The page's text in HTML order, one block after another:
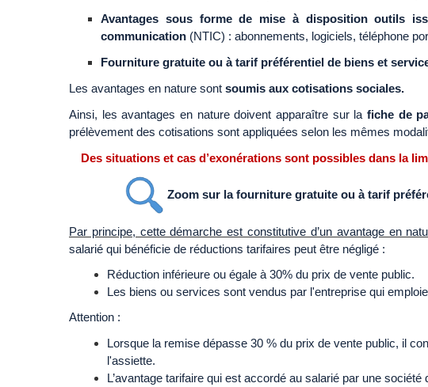
Avantages sous forme de mise à disposition outils
communication (NTIC) : abonnements, logiciels, téléphone
Fourniture gratuite ou à tarif préférentiel de biens et
Les avantages en nature sont soumis aux cotisations sociales.
Ainsi, les avantages en nature doivent apparaître sur la fiche de
prélèvement des cotisations sont appliquées selon les mêmes
Des situations et cas d’exonérations sont possibles dans la
Zoom sur la fourniture gratuite ou à tarif
Par principe, cette démarche est constitutive d’un avantage en
salarié qui bénéficie de réductions tarifaires peut être négligé :
Réduction inférieure ou égale à 30% du prix de vente public.
Les biens ou services sont vendus par l'entreprise qui
Attention :
Lorsque la remise dépasse 30 % du prix de vente public, il
l'assiette.
L’avantage tarifaire qui est accordé au salarié par une